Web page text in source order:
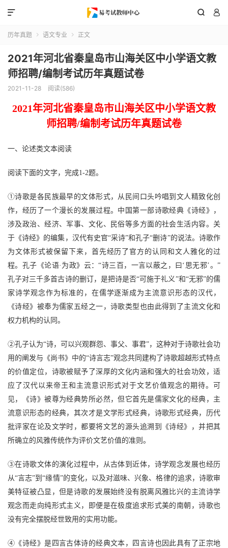
 

历年真题  语文专业  正文
2021年河北省秦皇岛市山海关区中小学语文教
师招聘/编制考试历年真题试卷
2021-11-28 阅读(586)
2021年河北省秦皇岛市山海关区中小学语文教
师招聘/编制考试历年真题试卷
一、论述类文本阅读
阅读下面的文字，完成1-2题。
①诗歌是各民族最早的文体形式，从民间口头吟唱到文人精致化创
作，经历了一个漫长的发展过程。中国第一部诗歌经典《诗经》，
涉及政治、经济、军事、文化、民俗等多方面的社会生活内容。关
于《诗经》的编集，汉代有史官“采诗”和孔子“删诗”的说法。诗歌作
为文体形式被保留下来，首先经历了官方的认同和文人雅化的过
程。孔子《论语·为政》云：“诗三百，一言以蔽之，曰‘思无邪’。”
孔子对三千多首古诗的删订，是把诗是否“可施于礼义”和“无邪”的儒
家诗学观念作为标准的，在儒学逐渐成为主流意识形态的汉代，
《诗经》被奉为儒家五经之一，诗歌类型也由此得到了主流文化和
权力机构的认同。
②孔子认为“诗，可以兴观群怨、事父、事君”，这种对于诗歌社会功
用的阐发与《尚书》中的“诗言志”观念共同建构了诗歌超越形式特点
的价值定位，诗歌被赋予了深厚的文化内涵和强大的社会功效，适
应了汉代以来帝王和主流意识形式对于文艺价值观念的期待。可
见，《诗》被尊为经典势所必然，但它首先是儒家文化的经典，主
流意识形态的经典，其次才是文学形式经典，诗歌形式经典，历代
批评家在论及文学时，都要将文艺的源头追溯到《诗经》，并把其
所确立的风雅传统作为评价文艺价值的准则。
③在诗歌文体的演化过程中，从古体到近体，诗学观念发展也经历
从“言志”到“缘情”的变化，以及对滋味、兴象、格律的追求，诗歌审
美特征被凸显，但是诗歌的发展始终没有脱离风雅比兴的主流诗学
观念而走向纯形式主义，即便是在极度追求形式美的南朝，诗歌也
没有完全摆脱经世致用的实用功能。
④《诗经》是四言古体诗的经典文本，四言诗也因此具有了正宗地